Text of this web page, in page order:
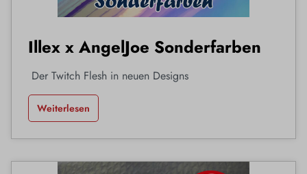
Illex x AngelJoe Sonderfarben
Der Twitch Flesh in neuen Designs
Weiterlesen